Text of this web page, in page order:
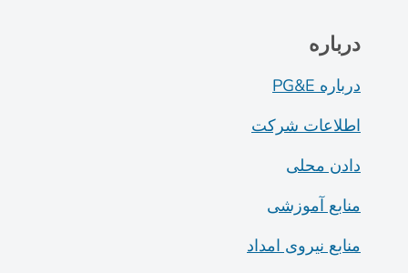
درباره
درباره PG&E
اطلاعات شرکت
دادن محلی
منابع آموزشی
منابع نیروی امداد